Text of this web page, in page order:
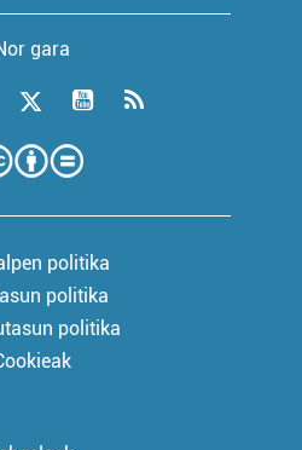
gara
politika
politika
politika